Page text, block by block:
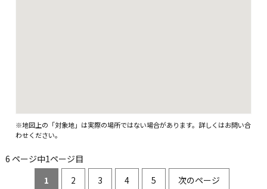
※地図上の「対象地」は実際の場所ではない場合があります。詳しくはお問い合
わせください。
6 ページ中1ページ目
1
2 3 4 5 次のページ